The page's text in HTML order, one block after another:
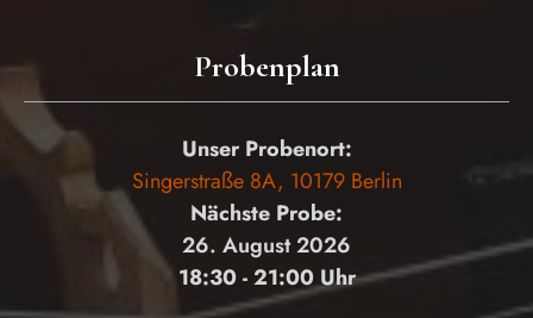
Probenplan
Unser Probenort:
Singerstraße 8A, 10179 Berlin
Nächste Probe:
26. August 2026
18:30 - 21:00 Uhr